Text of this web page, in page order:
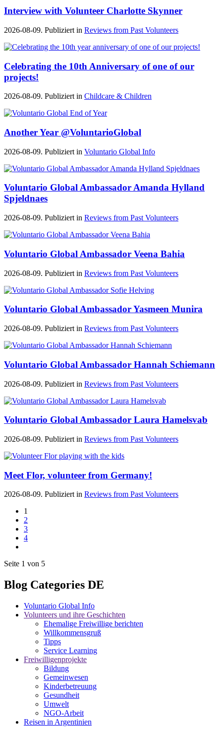
Interview with Volunteer Charlotte Skynner
2026-08-09. Publiziert in Reviews from Past Volunteers
Celebrating the 10th Anniversary of one of our
projects!
2026-08-09. Publiziert in Childcare & Children
Another Year @VoluntarioGlobal
2026-08-09. Publiziert in Voluntario Global Info
Voluntario Global Ambassador Amanda Hylland
Spjeldnaes
2026-08-09. Publiziert in Reviews from Past Volunteers
Voluntario Global Ambassador Veena Bahia
2026-08-09. Publiziert in Reviews from Past Volunteers
Voluntario Global Ambassador Yasmeen Munira
2026-08-09. Publiziert in Reviews from Past Volunteers
Voluntario Global Ambassador Hannah Schiemann
2026-08-09. Publiziert in Reviews from Past Volunteers
Voluntario Global Ambassador Laura Hamelsvab
2026-08-09. Publiziert in Reviews from Past Volunteers
Meet Flor, volunteer from Germany!
2026-08-09. Publiziert in Reviews from Past Volunteers
1
2
3
4
Seite 1 von 5
Blog Categories DE
Voluntario Global Info
Volunteers und ihre Geschichten
Ehemalige Freiwillige berichten
Willkommensgruß
Tipps
Service Learning
Freiwilligenprojekte
Bildung
Gemeinwesen
Kinderbetreuung
Gesundheit
Umwelt
NGO-Arbeit
Reisen in Argentinien